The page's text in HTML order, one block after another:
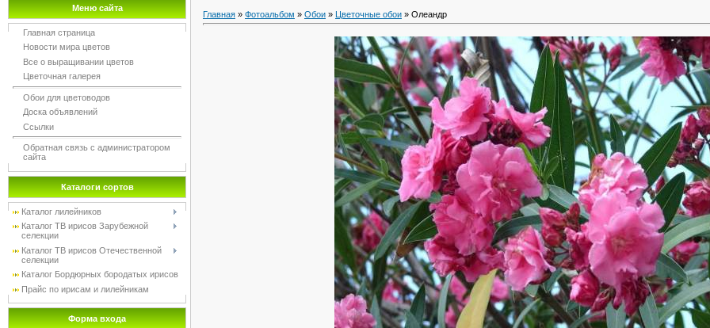
Меню сайта
Главная страница
Новости мира цветов
Все о выращивании цветов
Цветочная галерея
Обои для цветоводов
Доска объявлений
Ссылки
Обратная связь с администратором
сайта
Каталоги сортов
Каталог лилейников
Каталог TB ирисов Зарубежной
селекции
Каталог TB ирисов Отечественной
селекции
Каталог Бордюрных бородатых ирисов
Прайс по ирисам и лилейникам
Форма входа
Главная » Фотоальбом » Обои » Цветочные обои » Олеандр